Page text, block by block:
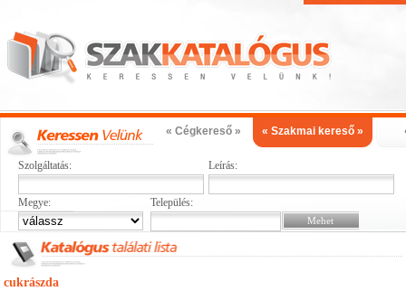
« Cégkereső » « Szakmai kereső »
Szolgáltatás: Leírás:
Megye: Település:
cukrászda